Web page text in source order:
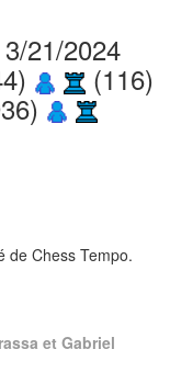
21/2024
(116)
de Chess Tempo.
et Gabriel